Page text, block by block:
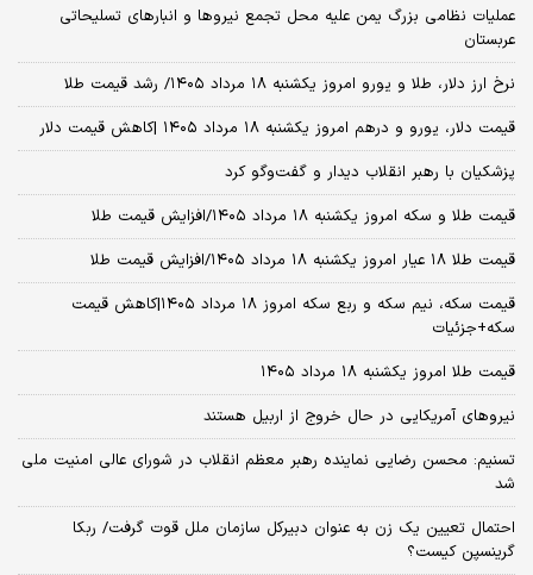
عملیات نظامی بزرگ یمن علیه محل تجمع نیروها و انبارهای تسلیحاتی
عربستان
نرخ ارز دلار، طلا و یورو امروز یکشنبه ۱۸ مرداد ۱۴۰۵/ رشد قیمت طلا
قیمت دلار، یورو و درهم امروز یکشنبه ۱۸ مرداد ۱۴۰۵ |کاهش قیمت دلار
پزشکیان با رهبر انقلاب دیدار و گفت‌وگو کرد
قیمت طلا و سکه امروز یکشنبه ۱۸ مرداد ۱۴۰۵/افزایش قیمت طلا
قیمت طلا ۱۸ عیار امروز یکشنبه ۱۸ مرداد ۱۴۰۵/افزایش قیمت طلا
قیمت سکه، نیم سکه و ربع سکه امروز ۱۸ مرداد ۱۴۰۵|کاهش قیمت
سکه+جزئیات
قیمت طلا امروز یکشنبه ۱۸ مرداد ۱۴۰۵
نیروهای آمریکایی در حال خروج از اربیل هستند
تسنیم: محسن رضایی نماینده رهبر معظم انقلاب در شورای عالی امنیت ملی
شد
احتمال تعیین یک زن به عنوان دبیرکل سازمان ملل قوت گرفت/ ربکا
گرینسپن کیست؟